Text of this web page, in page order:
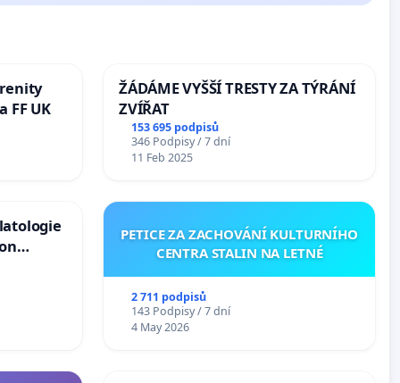
FF UK
ŽÁDÁME VYŠŠÍ TRESTY ZA TÝRÁNÍ
ZVÍŘAT
153 695 podpisů
346 Podpisy / 7 dní
11 Feb 2025
PETICE ZA ZACHOVÁNÍ KULTURNÍHO
CENTRA STALIN NA LETNÉ
2 711 podpisů
143 Podpisy / 7 dní
4 May 2026